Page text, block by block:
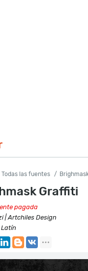
Todas las fuentes
Graffiti
pagada
| Artchiles Design
Latín